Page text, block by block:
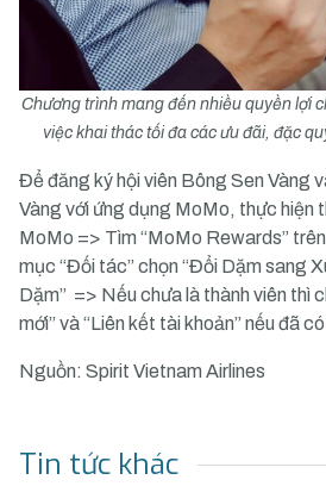
Chương trình mang đến nhiều quyền lợi
việc khai thác tối đa các ưu đãi, đặc
Để đăng ký hội viên Bông Sen Vàng
Vàng với ứng dụng MoMo, thực hiện
MoMo => Tìm “MoMo Rewards”
mục “Đối tác” chọn “Đổi Dặm sang
Dặm” => Nếu chưa là thành viên thì
mới” và “Liên kết tài khoản” nếu đã
Nguồn: Spirit Vietnam Airlines
Tin tức khác